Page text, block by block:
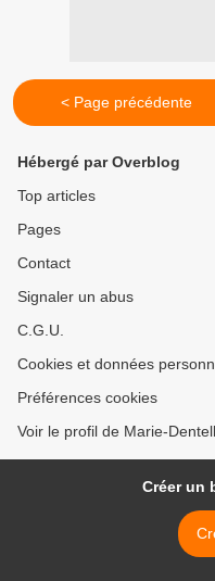
< Page précédente
Hébergé par Overblog
Top articles
Pages
Contact
Signaler un abus
C.G.U.
Cookies et données
Préférences cookies
Voir le profil de Marie-
Créer un